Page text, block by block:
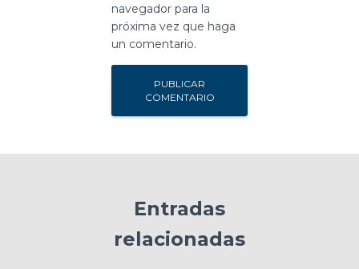
navegador para la
próxima vez que haga
un comentario.
Entradas
relacionadas